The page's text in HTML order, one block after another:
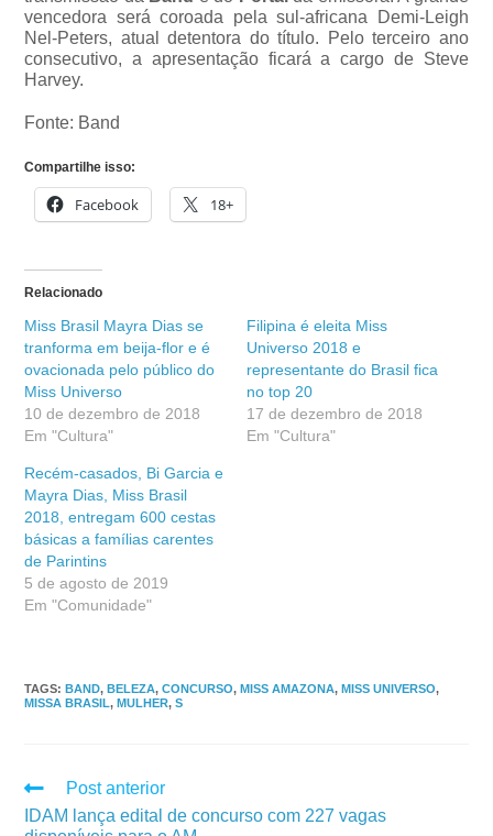
vencedora será coroada pela sul-africana Demi-Leigh
Nel-Peters, atual detentora do título. Pelo terceiro ano
consecutivo, a apresentação ficará a cargo de Steve
Harvey.
Fonte: Band
Compartilhe isso:
Facebook 18+
Relacionado
Miss Brasil Mayra Dias se
tranforma em beija-flor e é
ovacionada pelo público do
Miss Universo
10 de dezembro de 2018
Em "Cultura"
Filipina é eleita Miss
Universo 2018 e
representante do Brasil fica
no top 20
17 de dezembro de 2018
Em "Cultura"
Recém-casados, Bi Garcia e
Mayra Dias, Miss Brasil
2018, entregam 600 cestas
básicas a famílias carentes
de Parintins
5 de agosto de 2019
Em "Comunidade"
TAGS:BAND, BELEZA, CONCURSO, MISS AMAZONA, MISS UNIVERSO,
MISSA BRASIL, MULHER, S
Post anterior
IDAM lança edital de concurso com 227 vagas